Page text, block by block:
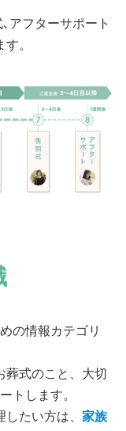
アフターサポート
。
の情報カテゴリ
葬式のこと、大切
トします。
たい方は、 家族